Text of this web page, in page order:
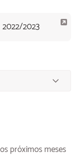
2022/2023
próximos meses